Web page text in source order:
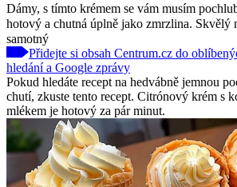
Dámy, s tímto krémem se vám musím
hotový a chutná úplně jako zmrzlina. Skvělý
samotný
Přidejte si obsah Centrum.cz do
hledání a Google zprávy
Pokud hledáte recept na hedvábně jemnou
chutí, zkuste tento recept. Citrónový krém s
mlékem je hotový za pár minut.